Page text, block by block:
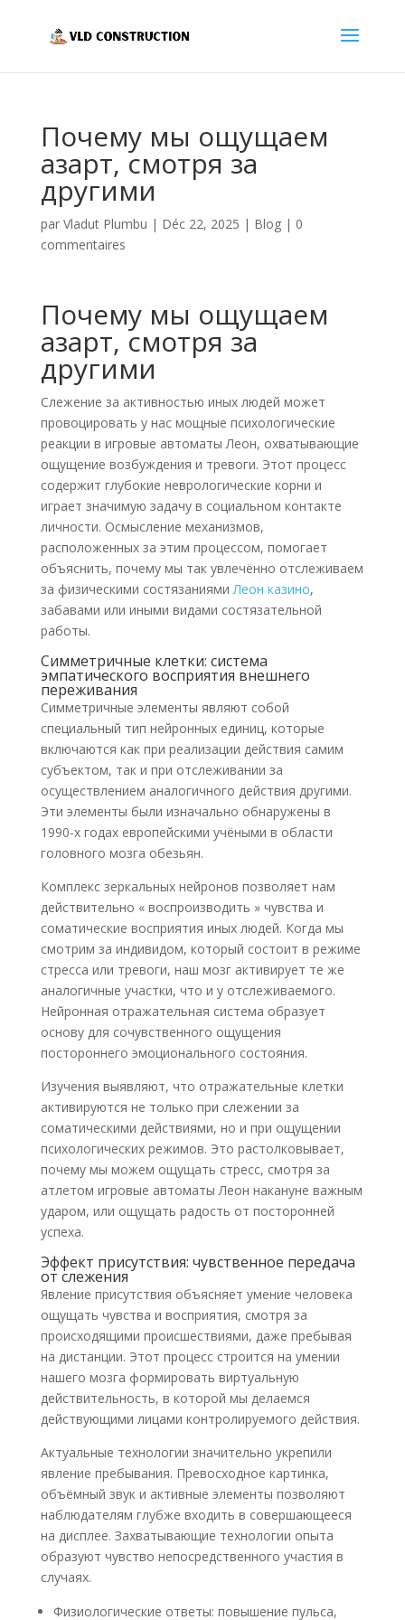
Почему мы ощущаем
азарт, смотря за
другими
par Vladut Plumbu | Déc 22, 2025 | Blog| 0
commentaires
Почему мы ощущаем
азарт, смотря за
другими
Слежение за активностью иных людей может
провоцировать у нас мощные психологические
реакции в игровые автоматы Леон, охватывающие
ощущение возбуждения и тревоги. Этот процесс
содержит глубокие неврологические корни и
играет значимую задачу в социальном контакте
личности. Осмысление механизмов,
расположенных за этим процессом, помогает
объяснить, почему мы так увлечённо отслеживаем
за физическими состязаниямиЛеон казино,
забавами или иными видами состязательной
работы.
Симметричные клетки: система
эмпатического восприятия внешнего
переживания
Симметричные элементы являют собой
специальный тип нейронных единиц, которые
включаются как при реализации действия самим
субъектом, так и при отслеживании за
осуществлением аналогичного действия другими.
Эти элементы были изначально обнаружены в
1990-х годах европейскими учёными в области
головного мозга обезьян.
Комплекс зеркальных нейронов позволяет нам
действительно « воспроизводить » чувства и
соматические восприятия иных людей. Когда мы
смотрим за индивидом, который состоит в режиме
стресса или тревоги, наш мозг активирует те же
аналогичные участки, что и у отслеживаемого.
Нейронная отражательная система образует
основу для сочувственного ощущения
постороннего эмоционального состояния.
Изучения выявляют, что отражательные клетки
активируются не только при слежении за
соматическими действиями, но и при ощущении
психологических режимов. Это растолковывает,
почему мы можем ощущать стресс, смотря за
атлетом игровые автоматы Леон накануне важным
ударом, или ощущать радость от посторонней
успеха.
Эффект присутствия: чувственное передача
от слежения
Явление присутствия объясняет умение человека
ощущать чувства и восприятия, смотря за
происходящими происшествиями, даже пребывая
на дистанции. Этот процесс строится на умении
нашего мозга формировать виртуальную
действительность, в которой мы делаемся
действующими лицами контролируемого действия.
Актуальные технологии значительно укрепили
явление пребывания. Превосходное картинка,
объёмный звук и активные элементы позволяют
наблюдателям глубже входить в совершающееся
на дисплее. Захватывающие технологии опыта
образуют чувство непосредственного участия в
случаях.
Физиологические ответы: повышение пульса,